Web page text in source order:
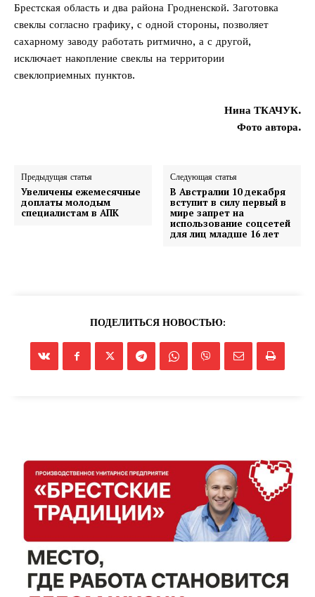
Брестская область и два района Гродненской. Заготовка
свеклы согласно графику, с одной стороны, позволяет
сахарному заводу работать ритмично, а с другой,
исключает накопление свеклы на территории
свеклоприемных пунктов.
Нина ТКАЧУК.
Фото автора.
Предыдущая статья
Увеличены ежемесячные
доплаты молодым
специалистам в АПК
Следующая статья
В Австралии 10 декабря
вступит в силу первый в
мире запрет на
использование соцсетей
для лиц младше 16 лет
ПОДЕЛИТЬСЯ НОВОСТЬЮ: